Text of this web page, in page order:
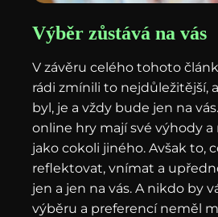
Výběr zůstává na vás
V závěru celého tohoto
rádi zmínili to nejdůležitější,
byl, je a vždy bude jen na
online hry mají své výhody
jako cokoli jiného. Avšak to,
reflektovat, vnímat a
jen a jen na vás. A nikdo by
výběru a preferencí neměl